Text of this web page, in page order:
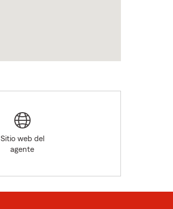
Sitio web del
agente